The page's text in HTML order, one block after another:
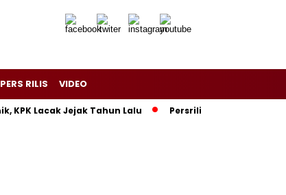
PERS RILIS VIDEO
KPK Lacak Jejak Tahun Lalu Persrilis.com Siap